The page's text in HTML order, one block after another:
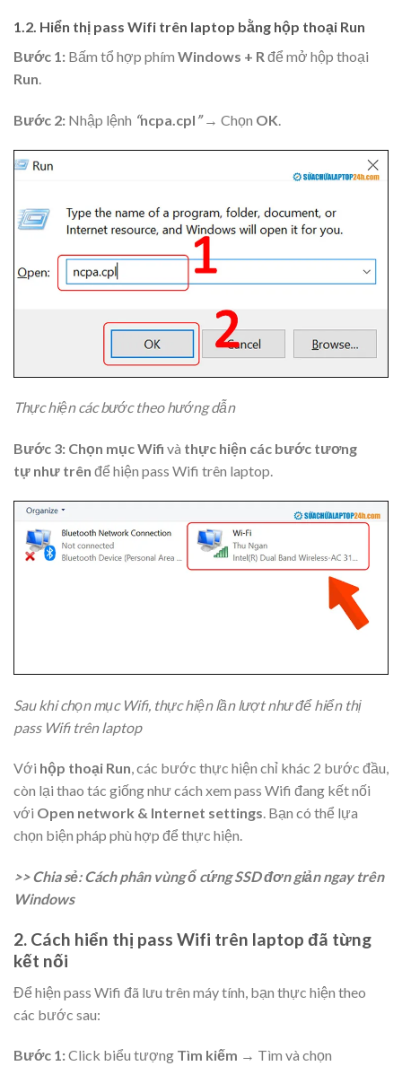
1.2. Hiển thị pass Wifi trên laptop bằng hộp thoại Run
Bước 1: Bấm tổ hợp phím Windows + R để mở hộp thoại
Run.
Bước 2: Nhập lệnh “ncpa.cpl ”→ Chọn OK.
Thực hiện các bước theo hướng dẫn
Bước 3: Chọn mục Wifi và thực hiện các bước tương
tự như trên để hiện pass Wifi trên laptop.
Sau khi chọn mục Wifi, thực hiện lần lượt như để hiển thị
pass Wifi trên laptop
Với hộp thoại Run, các bước thực hiện chỉ khác 2 bước đầu,
còn lại thao tác giống như cách xem pass Wifi đang kết nối
với Open network & Internet settings. Bạn có thể lựa
chọn biện pháp phù hợp để thực hiện.
>> Chia sẻ: Cách phân vùng ổ cứng SSD đơn giản ngay trên
Windows
2. Cách hiển thị pass Wifi trên laptop đã từng
kết nối
Để hiện pass Wifi đã lưu trên máy tính, bạn thực hiện theo
các bước sau:
Bước 1:Click biểu tượng Tìm kiếm → Tìm và chọn